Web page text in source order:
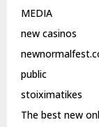
MEDIA
new casinos
public
stoiximatikes
The best new